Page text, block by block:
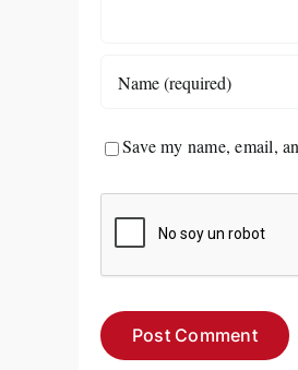
Save my name, email,